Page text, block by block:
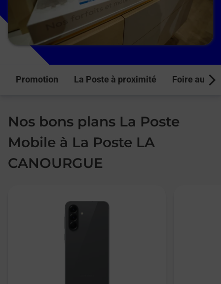
Promotion La Poste à proximité Foire aux
Nos bons plans La Poste
Mobile à La Poste LA
CANOURGUE